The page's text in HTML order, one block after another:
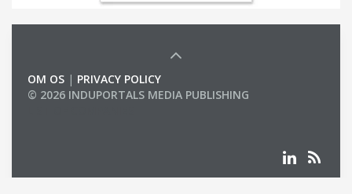
OM OS | PRIVACY POLICY
© 2026 INDUPORTALS MEDIA PUBLISHING